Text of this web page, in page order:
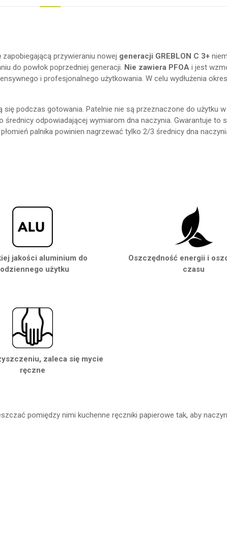
zapobiegającą przywieraniu nowej generacji GREBLON C 3+
do powłok poprzedniej generacji. Nie zawiera PFOA i jest
i profesjonalnego użytkowania. W celu wydłużenia
się podczas gotowania. Patelnie nie są przeznaczone do użytku
średnicy odpowiadającej wymiarom dna naczynia. Gwarantuje
palnika powinien nagrzewać tylko 2/3 średnicy dna
jakości aluminium do
użytku
Oszczędność energii i
czasu
zaleca się mycie
ręczne
pomiędzy nimi kuchenne ręczniki papierowe tak, aby